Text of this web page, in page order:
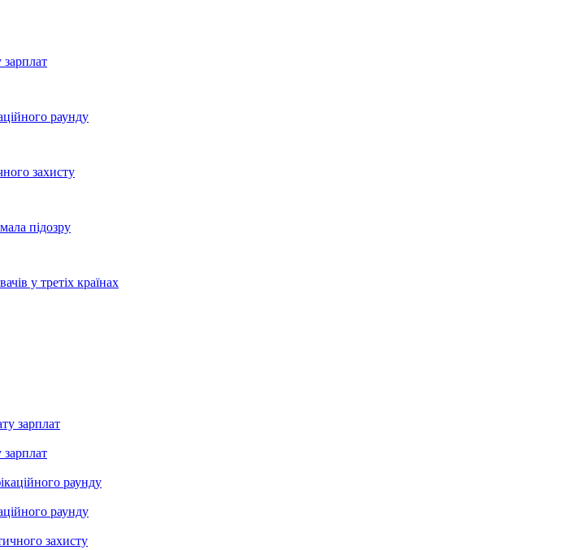
раунду
захисту
підозру
у третіх країнах
раунду